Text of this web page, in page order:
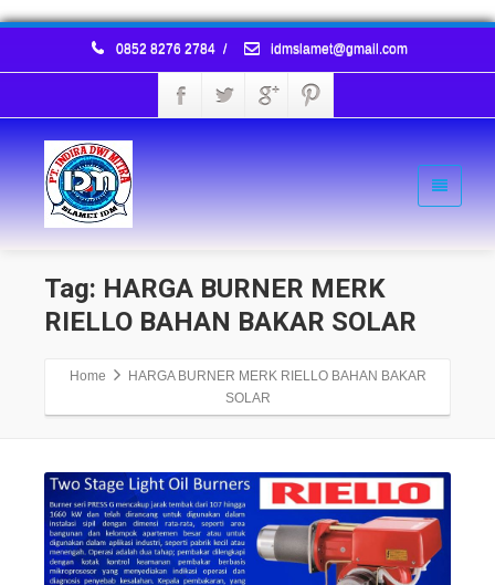
0852 8276 2784 / idmslamet@gmail.com
Tag: HARGA BURNER MERK
RIELLO BAHAN BAKAR SOLAR
Home
HARGA BURNER MERK RIELLO BAHAN BAKAR
SOLAR